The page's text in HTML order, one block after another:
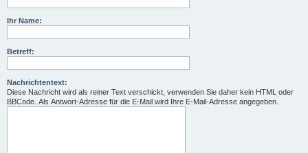
Ihr Name:
Betreff:
Nachrichtentext:
Diese Nachricht wird als reiner Text verschickt, verwenden Sie daher kein HTML oder
BBCode. Als Antwort-Adresse für die E-Mail wird Ihre E-Mail-Adresse angegeben.